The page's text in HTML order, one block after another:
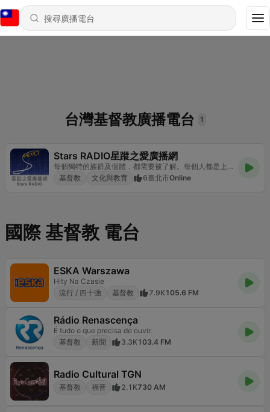
台灣基督教廣播電台 1
Stars RADIO星蹤之愛廣播網
每個獨特的族群及個體，都需要被了解。每個人都是上帝眼裡閃亮的明星。在上帝的眼中，沒有障礙，只有獨特。在這裡，獨特的朋友，擁有一個獨特的空間。
基督教
文化與教育 6臺北市Online
國際 基督教 電台
ESKA Warszawa
Hity Na Czasie
流行 / 四十強
基督教 7.9K105.6 FM
Rádio Renascença
É tudo o que precisa de ouvir.
基督教
新聞 3.3K103.4 FM
Radio Cultural TGN
基督教 福音 2.1K730 AM